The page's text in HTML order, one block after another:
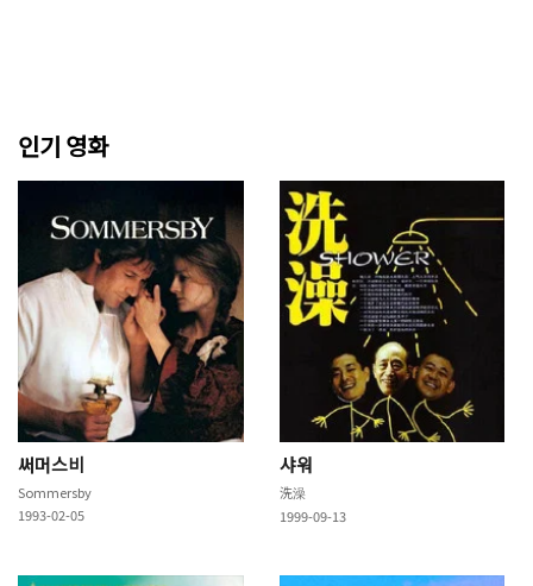
인기 영화
써머스비
Sommersby
1993-02-05
샤워
洗澡
1999-09-13